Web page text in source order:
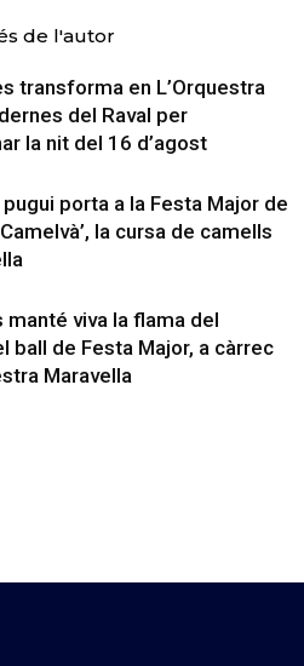
de l'autor
transforma en L’Orquestra
del Raval per
la nit del 16 d’agost
porta a la Festa Major de
la cursa de camells
manté viva la flama del
ball de Festa Major, a càrrec
Maravella